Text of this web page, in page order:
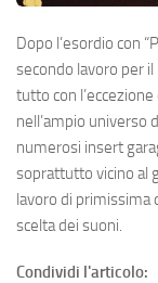
Dopo l’esordio con
secondo lavoro per
tutto con
nell’ampio universo
numerosi insert
soprattutto vicino al
lavoro di primissima
scelta dei suoni.
Condividi l'articolo: